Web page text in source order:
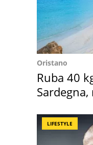
Oristano
Ruba 40
LIFESTYLE